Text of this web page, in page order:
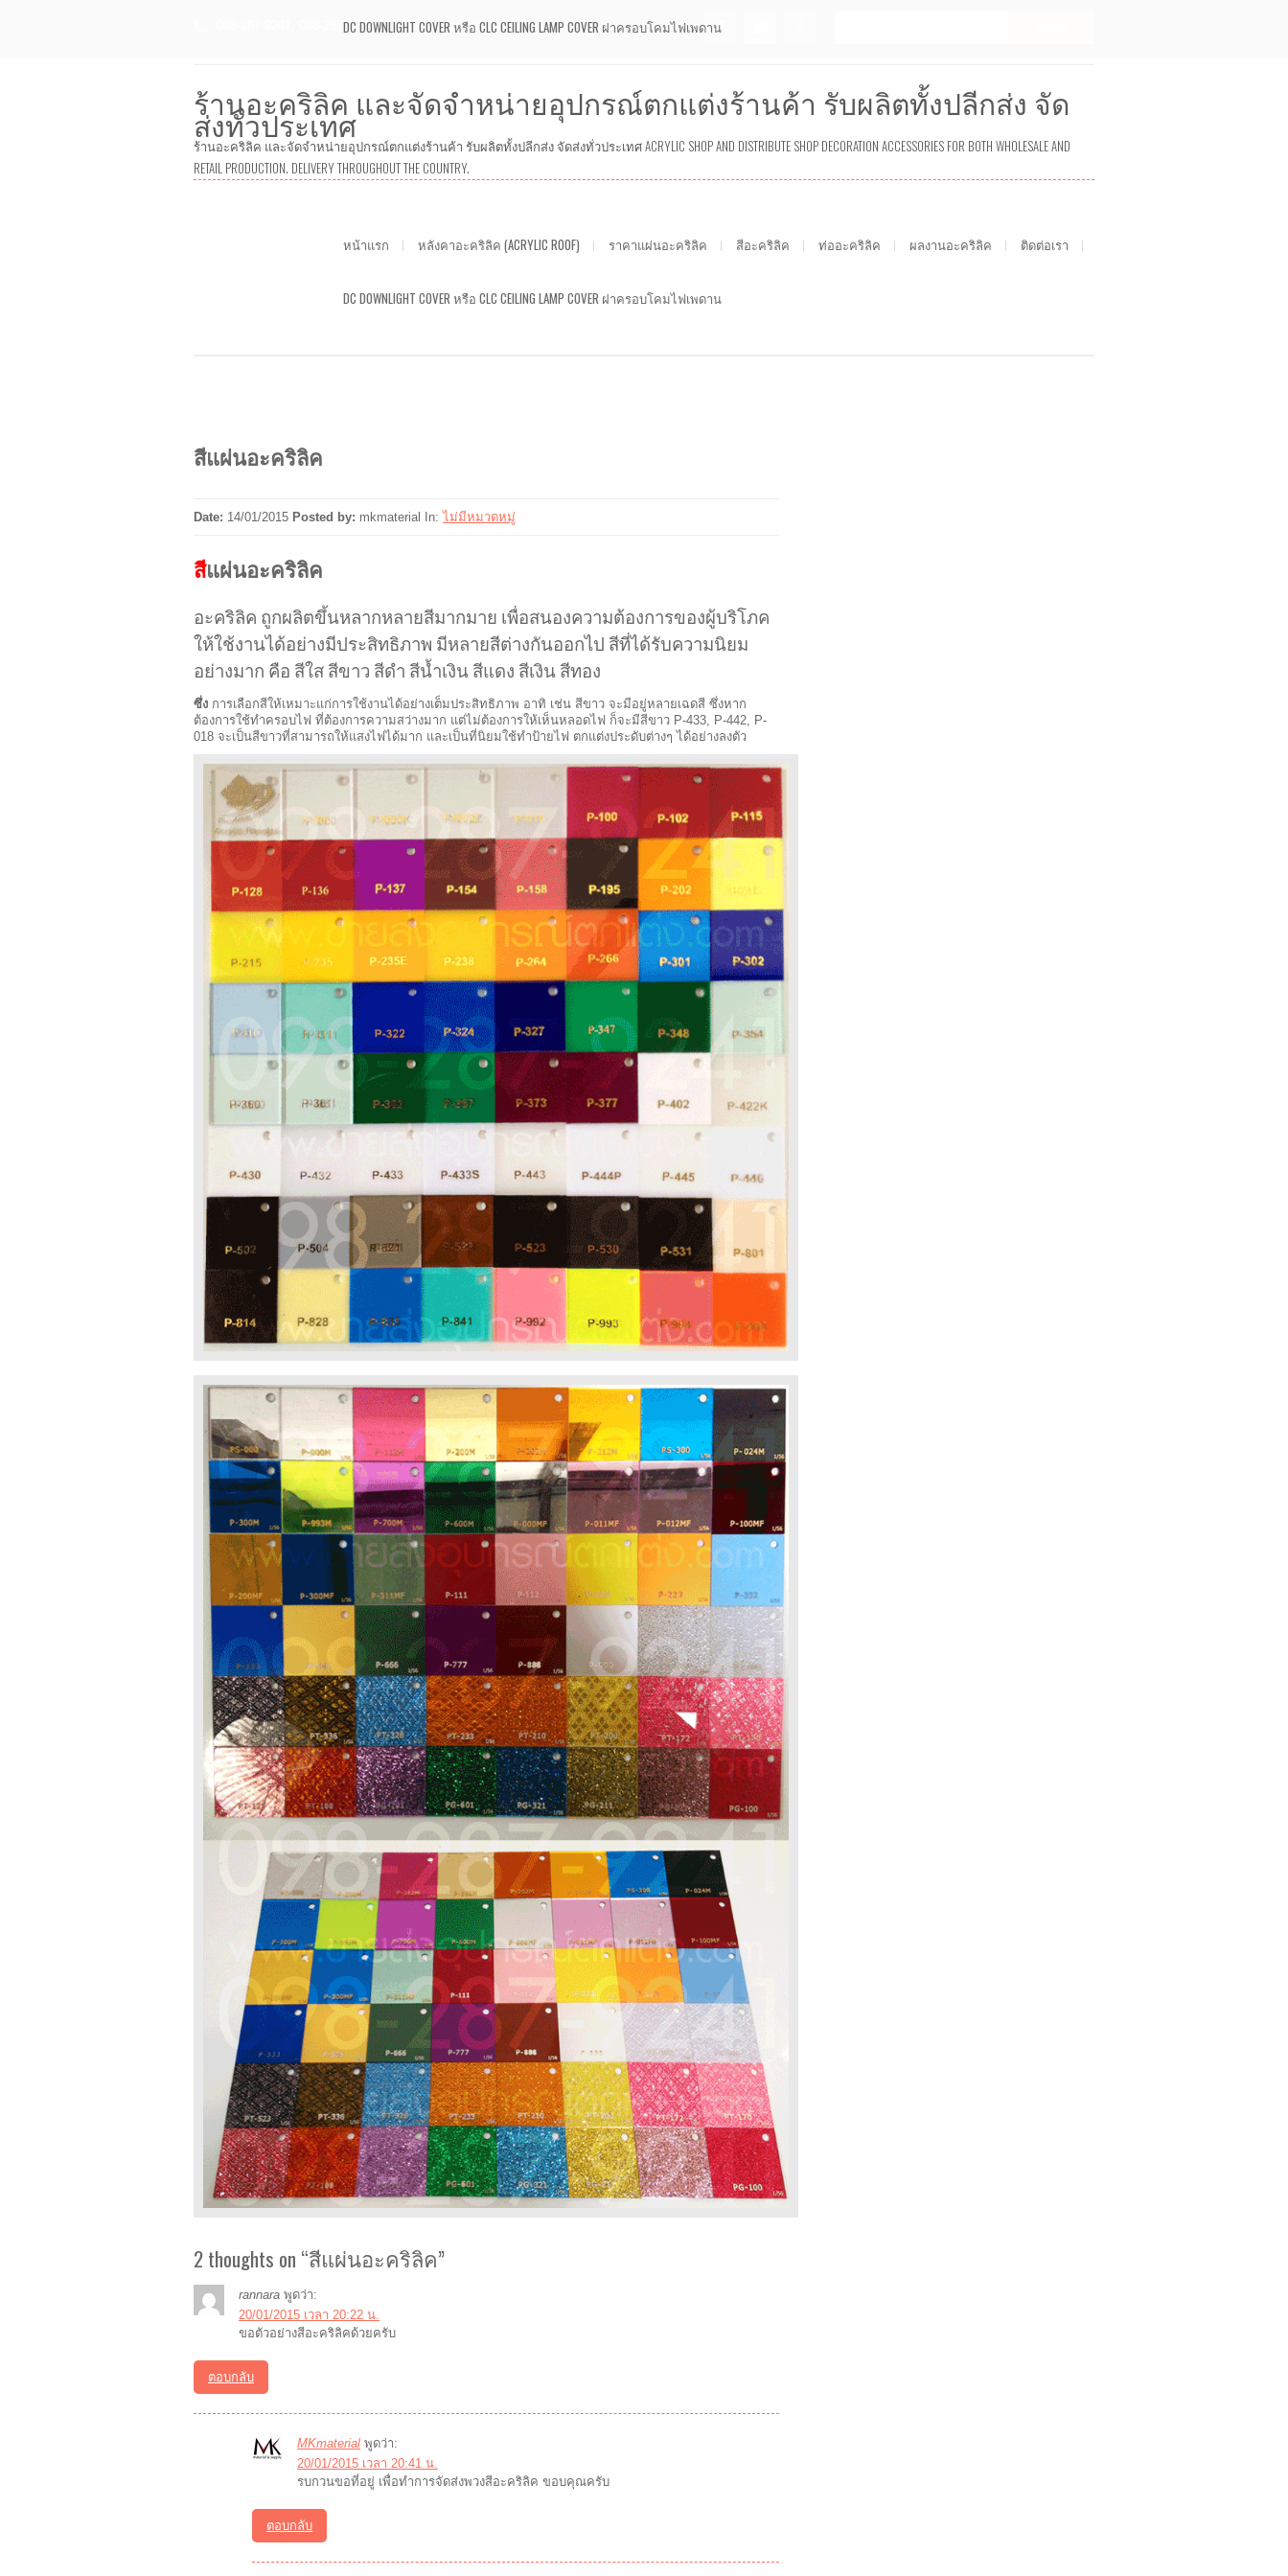
098-287-9241, 098-287-9244 mkmaterial@hotmail.com
DC DOWNLIGHT COVER หรือ CLC CEILING LAMP COVER ฝาครอบโคมไฟเพดาน
ร้านอะคริลิค และจัดจำหน่ายอุปกรณ์ตกแต่งร้านค้า รับผลิตทั้งปลีกส่ง จัด
ส่งทั่วประเทศ
ร้านอะคริลิค และจัดจำหน่ายอุปกรณ์ตกแต่งร้านค้า รับผลิตทั้งปลีกส่ง จัดส่งทั่วประเทศ ACRYLIC SHOP AND DISTRIBUTE SHOP DECORATION ACCESSORIES FOR BOTH WHOLESALE AND
RETAIL PRODUCTION. DELIVERY THROUGHOUT THE COUNTRY.
หน้าแรก หลังคาอะคริลิค (ACRYLIC ROOF) ราคาแผ่นอะคริลิค สีอะคริลิค ท่ออะคริลิค ผลงานอะคริลิค ติดต่อเรา
DC DOWNLIGHT COVER หรือ CLC CEILING LAMP COVER ฝาครอบโคมไฟเพดาน
สีแผ่นอะคริลิค
Date: 14/01/2015 Posted by: mkmaterial In:ไม่มีหมวดหมู่
สีแผ่นอะคริลิค
อะคริลิค ถูกผลิตขึ้นหลากหลายสีมากมาย เพื่อสนองความต้องการของผู้บริโภค
ให้ใช้งานได้อย่างมีประสิทธิภาพ มีหลายสีต่างกันออกไป สีที่ได้รับความนิยม
อย่างมาก คือ สีใส สีขาว สีดำ สีน้ำเงิน สีแดง สีเงิน สีทอง
ซึ่ง การเลือกสีให้เหมาะแก่การใช้งานได้อย่างเต็มประสิทธิภาพ อาทิ เช่น สีขาว จะมีอยู่หลายเฉดสี ซึ่งหาก
ต้องการใช้ทำครอบไฟ ที่ต้องการความสว่างมาก แต่ไม่ต้องการให้เห็นหลอดไฟ ก็จะมีสีขาว P-433, P-442, P-
018 จะเป็นสีขาวที่สามารถให้แสงไฟได้มาก และเป็นที่นิยมใช้ทำป้ายไฟ ตกแต่งประดับต่างๆ ได้อย่างลงตัว
2 thoughts on “สีแผ่นอะคริลิค”
rannara พูดว่า:
20/01/2015 เวลา 20:22 น.
ขอตัวอย่างสีอะคริลิคด้วยครับ
ตอบกลับ
MKmaterial พูดว่า:
20/01/2015 เวลา 20:41 น.
รบกวนขอที่อยู่ เพื่อทำการจัดส่งพวงสีอะคริลิค ขอบคุณครับ
ตอบกลับ